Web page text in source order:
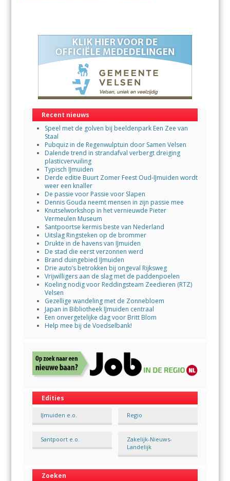
Recent nieuws
Speel met de golven bij beeldenpark Een Zee van
Staal
Pubquiz in de Regenwulptuin door Samen Velsen
Dalende trend in strandafval verbergt dreiging
plasticvervuiling
Typisch IJmuiden
Derde editie Buurt Zomer Feest Oud-IJmuiden wordt
weer een knaller
De passie voor Passie voor Slapen
Dennis Gouda neemt mensen in zijn passie mee
Knutselworkshop in het vernieuwde Pieter
Vermeulen Museum
Santpoortse kermis beste van Nederland
Uitslag Ringsteken op de brommer
Drukte in de havens van IJmuiden
De stad die eerst verzonnen werd
Brand duingebied IJmuiden
Drie auto’s betrokken bij ongeval Rijksweg
Vrijwilligers aan de slag met de paddenpoelen
Koeling nodig voor Reddingsteam Zeedieren (RTZ)
Velsen
Gezellige wandeling met de Zonnebloem
Japan in Bibliotheek IJmuiden centraal
Een onvergetelijke dag voor Britt Blom
Help mee bij de Voedselbank!
Edities
IJmuiden e.o. Regio
Santpoort e.o.
Zakelijk-Nieuws-
Landelijk
Zoeken